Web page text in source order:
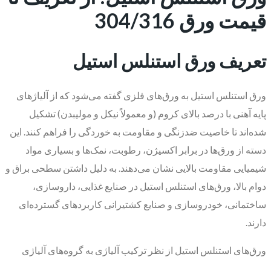
قیمت ورق 304/316
تعریف ورق استنلس استیل
ورق استنلس استیل به ورق‌های فلزی گفته می‌شود که از آلیاژهای
پایه آهنی با درصد بالای کروم (و معمولاً نیکل و مولیبدن) تشکیل
شده‌اند تا خاصیت ضدزنگی و مقاومت به خوردگی را فراهم کنند. این
دسته از ورق‌ها در برابر اکسیژن، رطوبت، نمک‌ها و بسیاری مواد
شیمیایی مقاومت بالایی نشان می‌دهند. به دلیل داشتن سطحی براق و
دوام بالا، ورق‌های استنلس استیل در صنایع غذایی، داروسازی،
ساختمانی، خودروسازی و صنایع کشتیرانی کاربردهای گسترده‌ای
دارند.
ورق‌های استنلس استیل از نظر ترکیب آلیاژی به گروه‌های آلیاژی